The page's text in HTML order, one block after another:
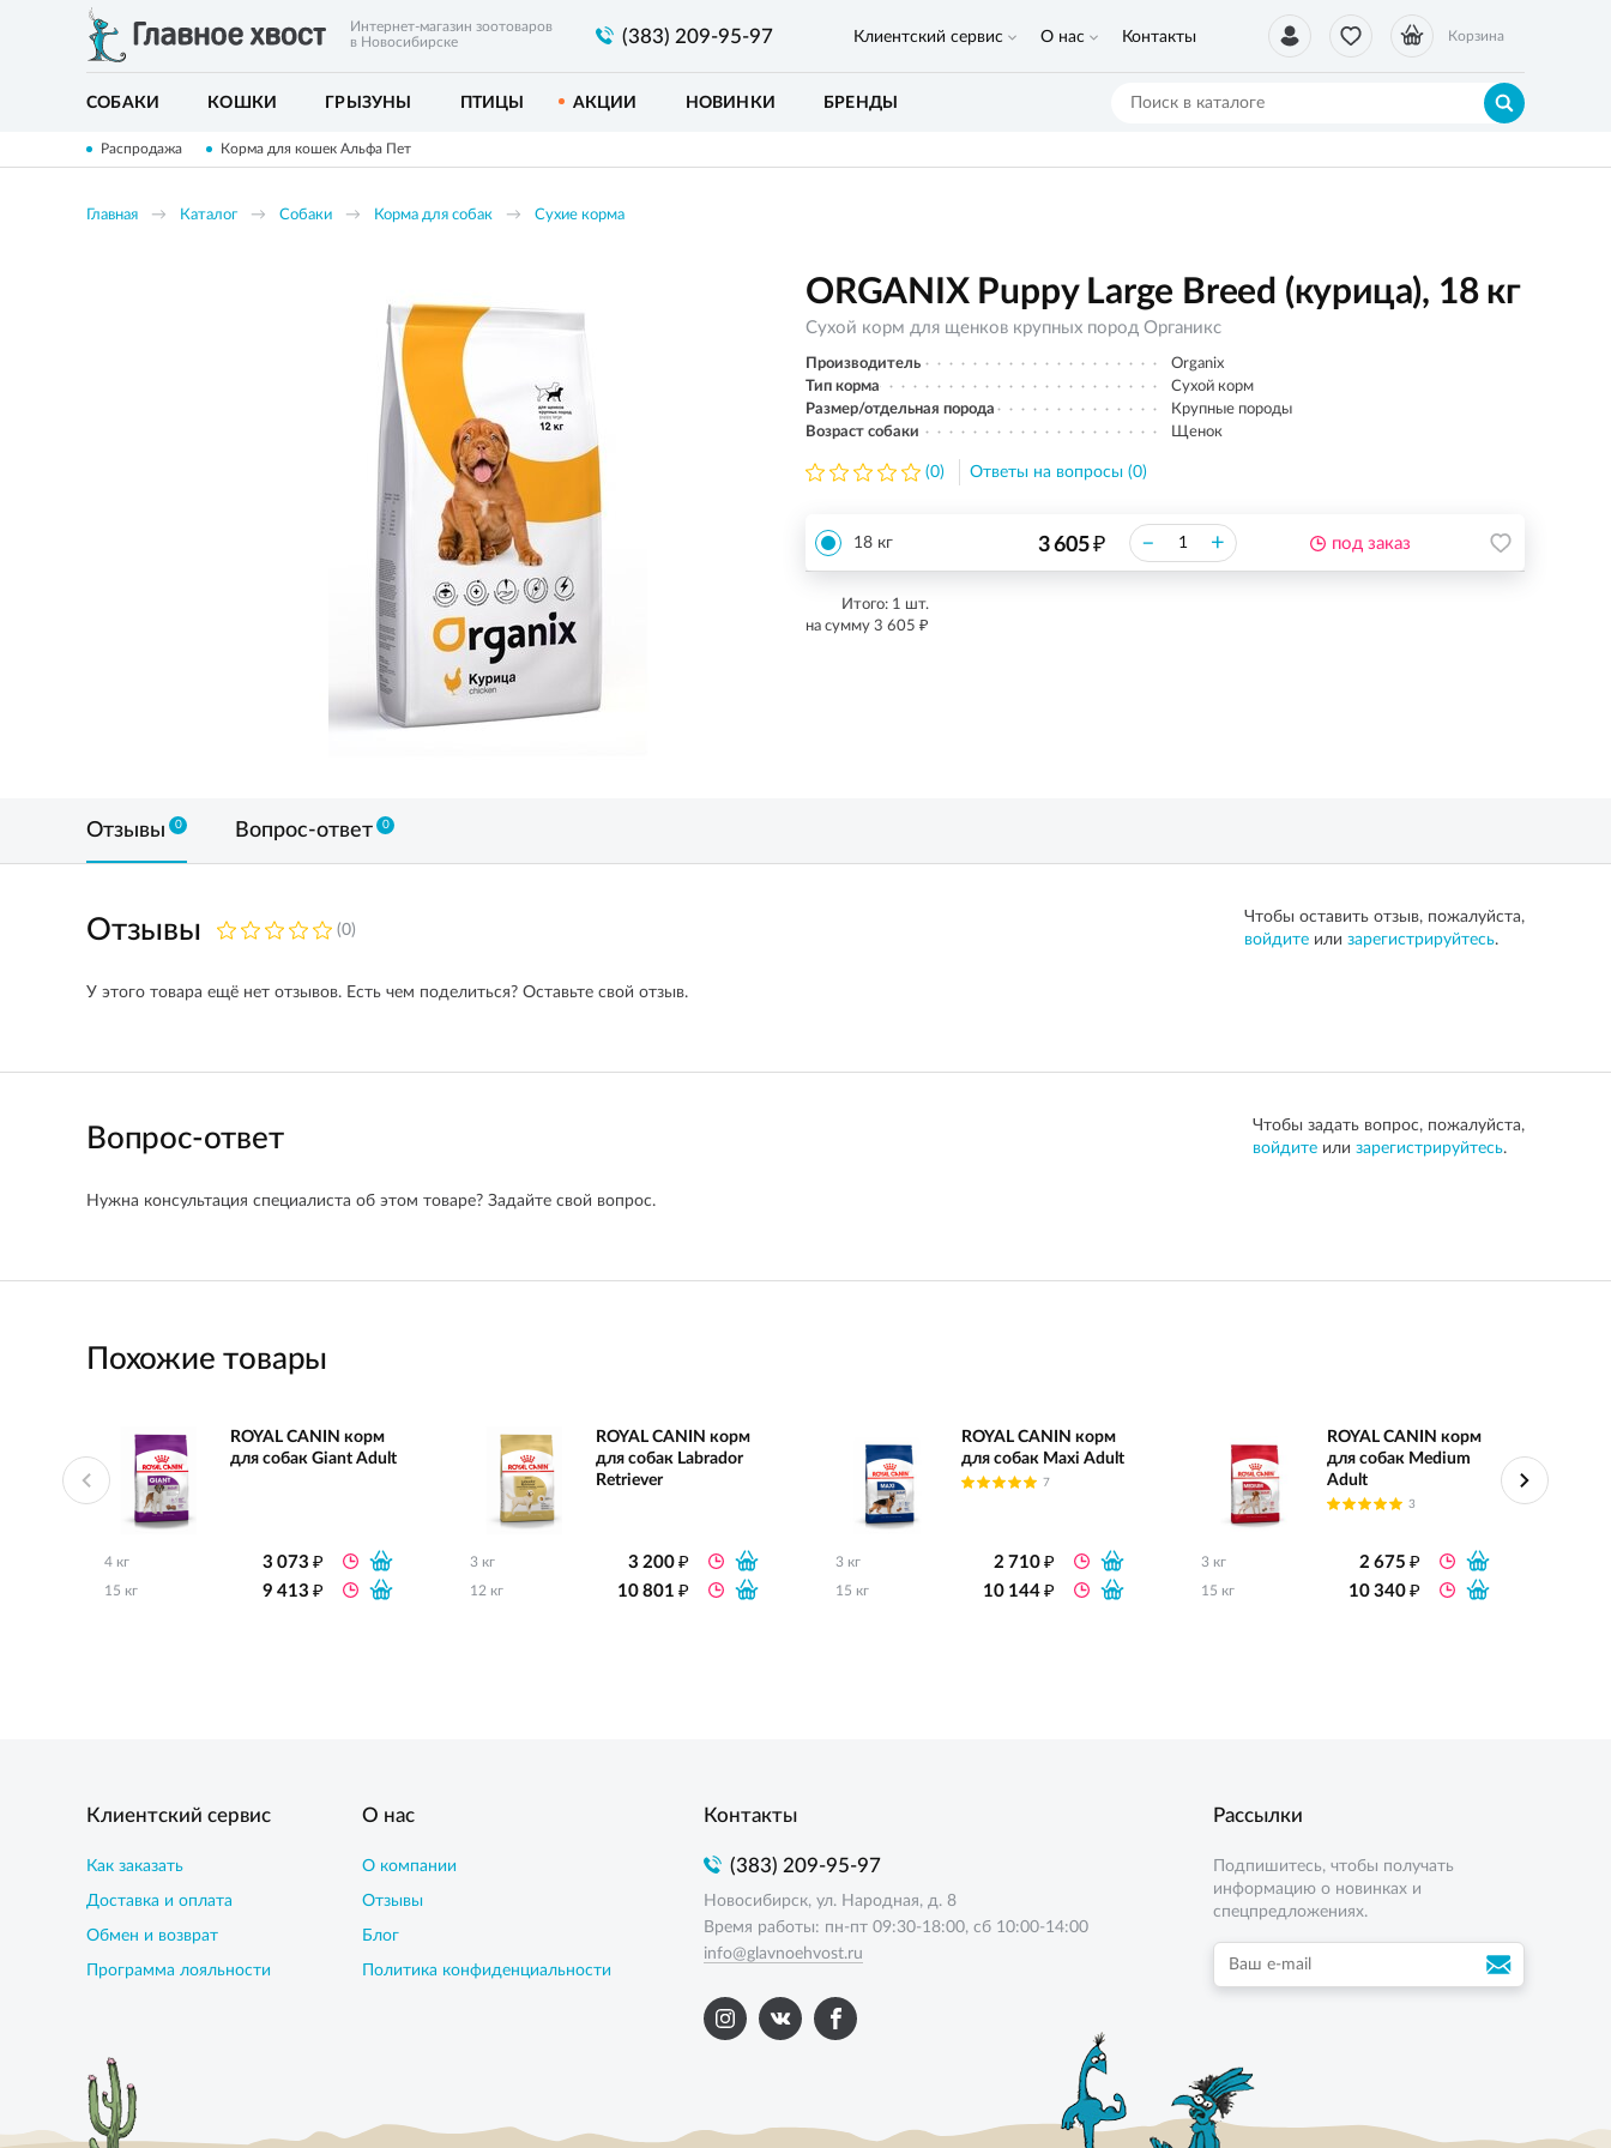
Интернет-магазин зоотоваров
в Новосибирске
(383) 209-95-97 Корзина
Клиентский сервис О нас Контакты
СОБАКИ КОШКИ ГРЫЗУНЫ ПТИЦЫ АКЦИИ НОВИНКИ БРЕНДЫ
Распродажа Корма для кошек Альфа Пет
Главная Каталог Собаки Корма для собак Сухие корма
ORGANIX Puppy Large Breed (курица), 18 кг
Сухой корм для щенков крупных пород Органикс
Производитель
Organix
Тип корма
Сухой корм
Размер/отдельная порода
Крупные породы
Возраст собаки
Щенок
(0) Ответы на вопросы (0)
18 кг 3 605₽ – + под заказ
Итого: 1 шт.
на сумму 3 605 ₽
Отзывы 0 Вопрос-ответ 0
Отзывы (0)
Чтобы оставить отзыв, пожалуйста,
войдите или зарегистрируйтесь.
У этого товара ещё нет отзывов. Есть чем поделиться? Оставьте свой отзыв.
Вопрос-ответ
Чтобы задать вопрос, пожалуйста,
войдите или зарегистрируйтесь.
Нужна консультация специалиста об этом товаре? Задайте свой вопрос.
Похожие товары
ROYAL CANIN корм
для собак Giant Adult
4 кг 3 073₽
15 кг 9 413₽
ROYAL CANIN корм
для собак Labrador
Retriever
3 кг 3 200₽
12 кг 10 801₽
ROYAL CANIN корм
для собак Maxi Adult
7
3 кг 2 710₽
15 кг 10 144₽
ROYAL CANIN корм
для собак Medium
Adult
3
3 кг 2 675₽
15 кг 10 340₽
Клиентский сервис
Как заказать
Доставка и оплата
Обмен и возврат
Программа лояльности
О нас
О компании
Отзывы
Блог
Политика конфиденциальности
Контакты
(383) 209-95-97
Новосибирск, ул. Народная, д. 8
Время работы: пн-пт 09:30-18:00, сб 10:00-14:00
info@glavnoehvost.ru
Рассылки
Подпишитесь, чтобы получать
информацию о новинках и
спецпредложениях.